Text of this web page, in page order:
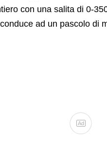
con una salita di 0-
ad un pascolo di
Ad